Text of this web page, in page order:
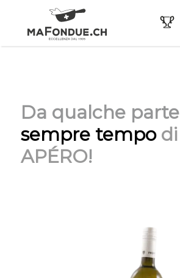
Da qualche parte
sempre tempo di
APÉRO!